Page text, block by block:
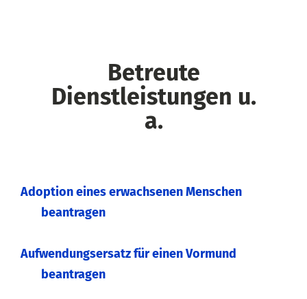
Betreute
Dienstleistungen u.
a.
Adoption eines erwachsenen Menschen
beantragen
Aufwendungsersatz für einen Vormund
beantragen